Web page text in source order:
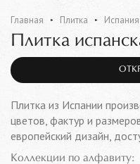
Главная Плитка Испания
Плитка
Плитка из Испании
цветов, фактур и
европейский дизайн,
Коллекции по алфавиту: